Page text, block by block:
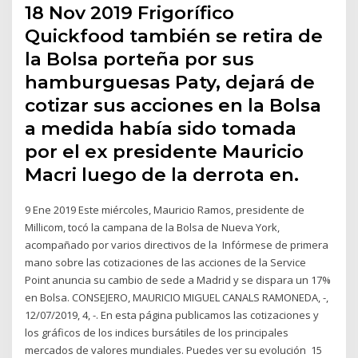
18 Nov 2019 Frigorífico
Quickfood también se retira de
la Bolsa porteña por sus
hamburguesas Paty, dejará de
cotizar sus acciones en la Bolsa
a medida había sido tomada
por el ex presidente Mauricio
Macri luego de la derrota en.
9 Ene 2019 Este miércoles, Mauricio Ramos, presidente de
Millicom, tocó la campana de la Bolsa de Nueva York,
acompañado por varios directivos de la Infórmese de primera
mano sobre las cotizaciones de las acciones de la Service
Point anuncia su cambio de sede a Madrid y se dispara un 17%
en Bolsa. CONSEJERO, MAURICIO MIGUEL CANALS RAMONEDA, -,
12/07/2019, 4, -. En esta página publicamos las cotizaciones y
los gráficos de los indices bursátiles de los principales
mercados de valores mundiales. Puedes ver su evolución 15